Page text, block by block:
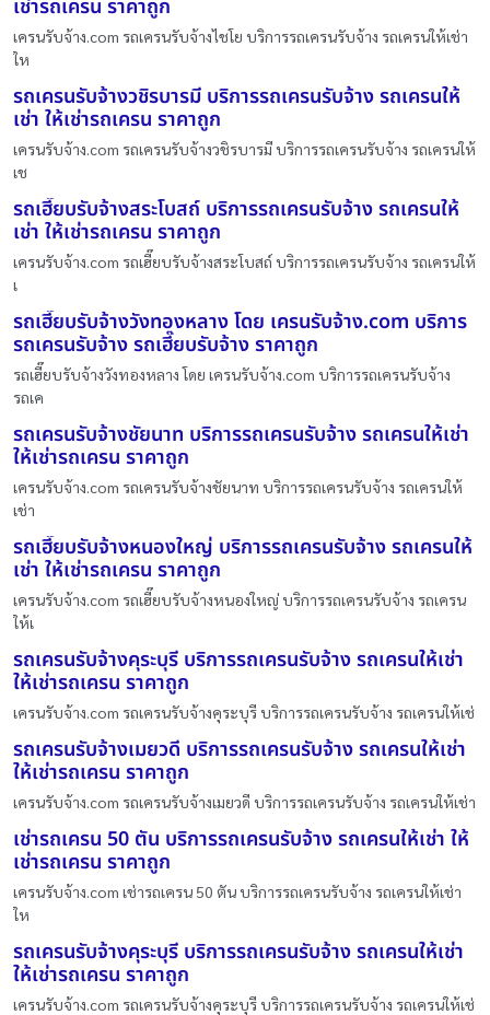
เช่ารถเครน ราคาถูก
เครนรับจ้าง.com รถเครนรับจ้างไชโย บริการรถเครนรับจ้าง รถเครนให้เช่า
ให
รถเครนรับจ้างวชิรบารมี บริการรถเครนรับจ้าง รถเครนให้
เช่า ให้เช่ารถเครน ราคาถูก
เครนรับจ้าง.com รถเครนรับจ้างวชิรบารมี บริการรถเครนรับจ้าง รถเครนให้
เช
รถเฮี๊ยบรับจ้างสระโบสถ์ บริการรถเครนรับจ้าง รถเครนให้
เช่า ให้เช่ารถเครน ราคาถูก
เครนรับจ้าง.com รถเฮี๊ยบรับจ้างสระโบสถ์ บริการรถเครนรับจ้าง รถเครนให้
เ
รถเฮี๊ยบรับจ้างวังทองหลาง โดย เครนรับจ้าง.com บริการ
รถเครนรับจ้าง รถเฮี๊ยบรับจ้าง ราคาถูก
รถเฮี๊ยบรับจ้างวังทองหลาง โดย เครนรับจ้าง.com บริการรถเครนรับจ้าง
รถเค
รถเครนรับจ้างชัยนาท บริการรถเครนรับจ้าง รถเครนให้เช่า
ให้เช่ารถเครน ราคาถูก
เครนรับจ้าง.com รถเครนรับจ้างชัยนาท บริการรถเครนรับจ้าง รถเครนให้
เช่า
รถเฮี๊ยบรับจ้างหนองใหญ่ บริการรถเครนรับจ้าง รถเครนให้
เช่า ให้เช่ารถเครน ราคาถูก
เครนรับจ้าง.com รถเฮี๊ยบรับจ้างหนองใหญ่ บริการรถเครนรับจ้าง รถเครน
ให้เ
รถเครนรับจ้างคุระบุรี บริการรถเครนรับจ้าง รถเครนให้เช่า
ให้เช่ารถเครน ราคาถูก
เครนรับจ้าง.com รถเครนรับจ้างคุระบุรี บริการรถเครนรับจ้าง รถเครนให้เช่
รถเครนรับจ้างเมยวดี บริการรถเครนรับจ้าง รถเครนให้เช่า
ให้เช่ารถเครน ราคาถูก
เครนรับจ้าง.com รถเครนรับจ้างเมยวดี บริการรถเครนรับจ้าง รถเครนให้เช่า
เช่ารถเครน 50 ตัน บริการรถเครนรับจ้าง รถเครนให้เช่า ให้
เช่ารถเครน ราคาถูก
เครนรับจ้าง.com เช่ารถเครน 50 ตัน บริการรถเครนรับจ้าง รถเครนให้เช่า
ให
รถเครนรับจ้างคุระบุรี บริการรถเครนรับจ้าง รถเครนให้เช่า
ให้เช่ารถเครน ราคาถูก
เครนรับจ้าง.com รถเครนรับจ้างคุระบุรี บริการรถเครนรับจ้าง รถเครนให้เช่